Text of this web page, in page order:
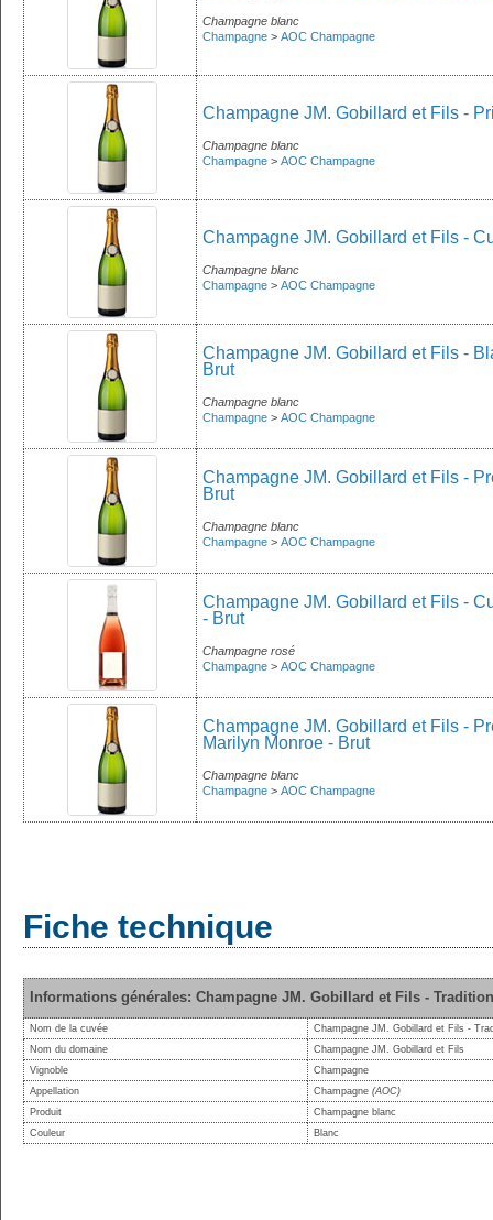
Champagne blanc
Champagne > AOC Champagne
Champagne JM. Gobillard et Fils -
Champagne blanc
Champagne > AOC Champagne
Champagne JM. Gobillard et Fils -
Champagne blanc
Champagne > AOC Champagne
Champagne JM. Gobillard et Fils -
Brut
Champagne blanc
Champagne > AOC Champagne
Champagne JM. Gobillard et Fils -
Brut
Champagne blanc
Champagne > AOC Champagne
Champagne JM. Gobillard et Fils -
- Brut
Champagne rosé
Champagne > AOC Champagne
Champagne JM. Gobillard et Fils -
Marilyn Monroe - Brut
Champagne blanc
Champagne > AOC Champagne
Fiche technique
Informations générales: Champagne JM. Gobillard et Fils -
Nom de la cuvée
Champagne JM. Gobillard et Fils -
Nom du domaine
Champagne JM. Gobillard et Fils
Vignoble
Champagne
Appellation
Champagne (AOC)
Produit
Champagne blanc
Couleur
Blanc